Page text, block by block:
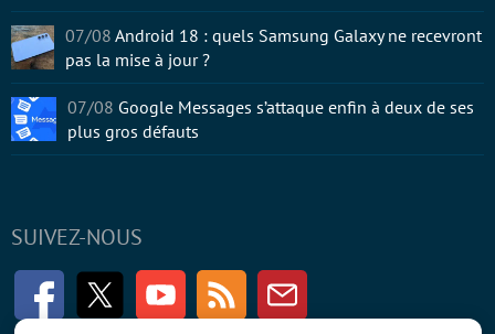
SUIVEZ-NOUS
FacebookTwitter Youtube RSS Newsletter
07/08 Android 18 : quels Samsung Galaxy ne recevront
pas la mise à jour ?
07/08 Google Messages s’attaque enfin à deux de ses
plus gros défauts